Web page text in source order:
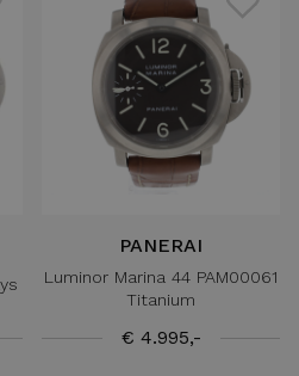
PANERAI
Luminor Marina 44 PAM00061
Titanium
€ 4.995,-